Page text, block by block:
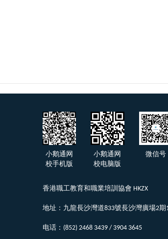
小鹅通网
校手机版
小鹅通网
校电脑版
微信号
香港職工教育和職業培訓協會 HKZX
地址：九龍長沙灣道833號長沙灣廣場2期
电话：(852) 2468 3439 / 3904 3645